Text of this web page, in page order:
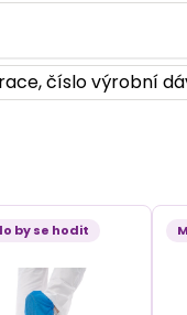
číslo výrobní
by se hodit